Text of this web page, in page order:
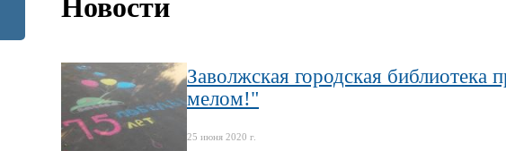
Новости
Заволжская городская
мелом!"
25 июня 2020 г.